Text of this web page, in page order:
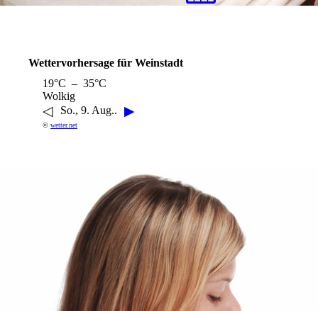
Wettervorhersage für Weinstadt
19°C – 35°C
Wolkig
◁ So., 9. Aug.. ▶
© wetter.net